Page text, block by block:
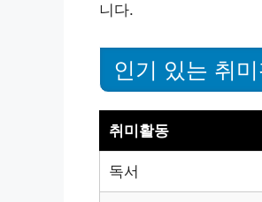
니다.
인기 있는 취
취미활동
독서